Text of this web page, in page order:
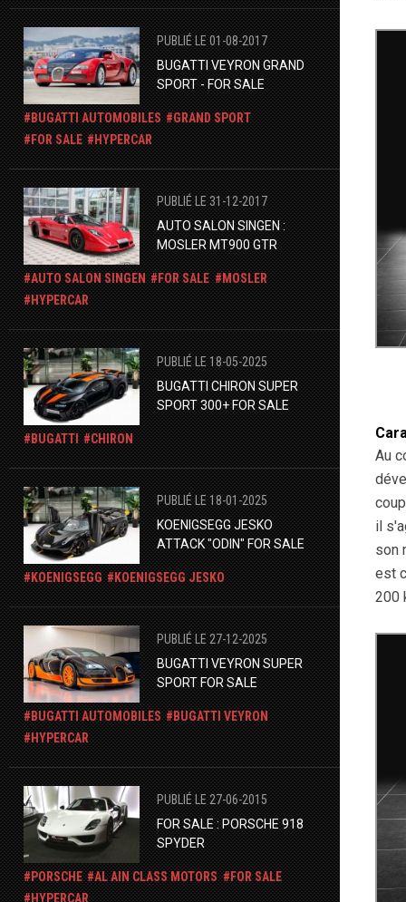
PUBLIÉ LE 01-08-2017
BUGATTI VEYRON GRAND
SPORT - FOR SALE
BUGATTI AUTOMOBILES
GRAND SPORT
FOR SALE
HYPERCAR
PUBLIÉ LE 31-12-2017
AUTO SALON SINGEN :
MOSLER MT900 GTR
AUTO SALON SINGEN FOR SALE
MOSLER
HYPERCAR
PUBLIÉ LE 18-05-2025
BUGATTI CHIRON SUPER
SPORT 300+ FOR SALE
BUGATTI CHIRON
PUBLIÉ LE 18-01-2025
KOENIGSEGG JESKO
ATTACK "ODIN" FOR SALE
KOENIGSEGG KOENIGSEGG JESKO
PUBLIÉ LE 27-12-2025
BUGATTI VEYRON SUPER
SPORT FOR SALE
BUGATTI AUTOMOBILES
BUGATTI VEYRON
HYPERCAR
PUBLIÉ LE 27-06-2015
FOR SALE : PORSCHE 918
SPYDER
PORSCHE AL AIN CLASS MOTORS
FOR SALE
HYPERCAR
Au
il
son
est
200